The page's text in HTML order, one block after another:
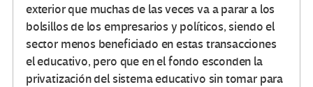
exterior que muchas de las veces va a parar a los
bolsillos de los empresarios y políticos, siendo el
sector menos beneficiado en estas transacciones
el educativo, pero que en el fondo esconden la
privatización del sistema educativo sin tomar para